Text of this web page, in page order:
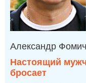
Александр
Настоящий
бросает